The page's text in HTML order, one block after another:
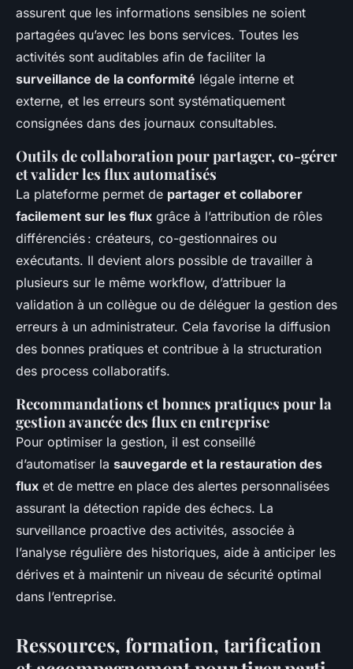
assurent que les informations sensibles ne soient
partagées qu’avec les bons services. Toutes les
activités sont auditables afin de faciliter la
surveillance de la conformité légale interne et
externe, et les erreurs sont systématiquement
consignées dans des journaux consultables.
Outils de collaboration pour partager, co-gérer
et valider les flux automatisés
La plateforme permet de partager et collaborer
facilement sur les flux grâce à l’attribution de rôles
différenciés : créateurs, co-gestionnaires ou
exécutants. Il devient alors possible de travailler à
plusieurs sur le même workflow, d’attribuer la
validation à un collègue ou de déléguer la gestion des
erreurs à un administrateur. Cela favorise la diffusion
des bonnes pratiques et contribue à la structuration
des process collaboratifs.
Recommandations et bonnes pratiques pour la
gestion avancée des flux en entreprise
Pour optimiser la gestion, il est conseillé
d’automatiser la sauvegarde et la restauration des
flux et de mettre en place des alertes personnalisées
assurant la détection rapide des échecs. La
surveillance proactive des activités, associée à
l’analyse régulière des historiques, aide à anticiper les
dérives et à maintenir un niveau de sécurité optimal
dans l’entreprise.
Ressources, formation, tarification